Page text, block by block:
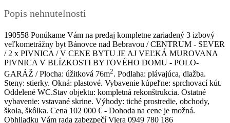
Popis nehnutelnosti
190558 Ponúkame Vám na predaj kompletne zariadený 3 izbový
veľkometrážny byt Bánovce nad Bebravou / CENTRUM - SEVER
/ 2 x PIVNICA / V CENE BYTU JE AJ VEĽKÁ MUROVANA
PIVNICA V BLÍZKOSTI BYTOVÉHO DOMU - POLO-
GARÁŽ / Plocha: úžitková 76m2. Podlaha: plávajúca, dlažba.
Steny: stierky. Okná: plastové. Vybavenie kúpeľne: sprchovací kút.
Oddelené WC.Stav objektu: kompletná rekonštrukcia. Ostatné
vybavenie: vstavané skrine. Výhody: tiché prostredie, obchody,
škola, škôlka. Cena 102 000 € - Dohoda na cene je možná.
Obhliadku Vám rada zabezpečí Viera 0949 780 186